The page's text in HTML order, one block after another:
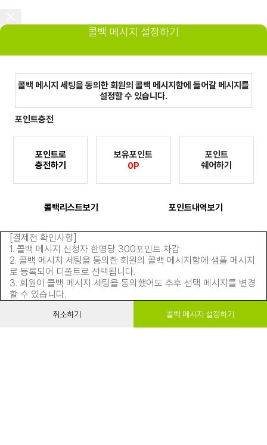
콜백 메시지 설정하기
콜백 메시지 세팅을 동의한 회원의 콜백 메시지함에 들어갈 메시지를
설정할 수 있습니다.
포인트충전
포인트로
충전하기
보유포인트
0P
포인트
쉐어하기
콜백리스트보기 포인트내역보기
[결제전 확인사항]
1. 콜백 메시지 신청자 한명당 300포인트 차감
2. 콜백 메시지 세팅을 동의한 회원의 콜백 메시지함에 샘플 메시지
로 등록되어 디폴트로 선택됩니다.
3. 회원이 콜백 메시지 세팅을 동의했어도 추후 선택 메시지를 변경
할 수 있습니다.
취소하기 콜백 메시지 설정하기